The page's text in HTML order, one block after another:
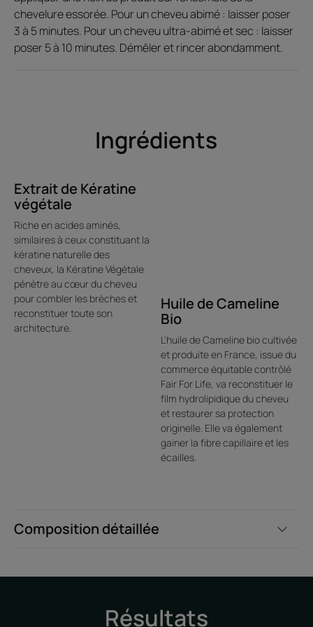
cheveux sont souples et faciles à coiffer.
Éveille les sens: la texture riche et crémeuse du masque
possède un parfum envoûtant, pour un pur moment de
Avantage de la texture
formule ultra-crémeuse adaptée aux cheveux épais, sans
silicone
Senteur du contenu
Mélange irrésistible de notes fruitées, fleuries et orientales
chevelure essorée. Pour un cheveu abimé : laisser poser
3 à 5 minutes. Pour un cheveu ultra-abimé et sec : laisser
poser 5 à 10 minutes. Démêler et rincer abondamment.
Ingrédients
Composition détaillée
Extrait de Kératine
végétale
Riche en acides aminés,
similaires à ceux constituant la
kératine naturelle des
cheveux, la Kératine Végétale
pénètre au cœur du cheveu
pour combler les brèches et
reconstituer toute son
architecture.
Huile de Cameline
Bio
L'huile de Cameline bio cultivée
et produite en France, issue du
commerce équitable contrôlé
Fair For Life, va reconstituer le
film hydrolipidique du cheveu
et restaurer sa protection
originelle. Elle va également
gainer la fibre capillaire et les
écailles.
Résultats